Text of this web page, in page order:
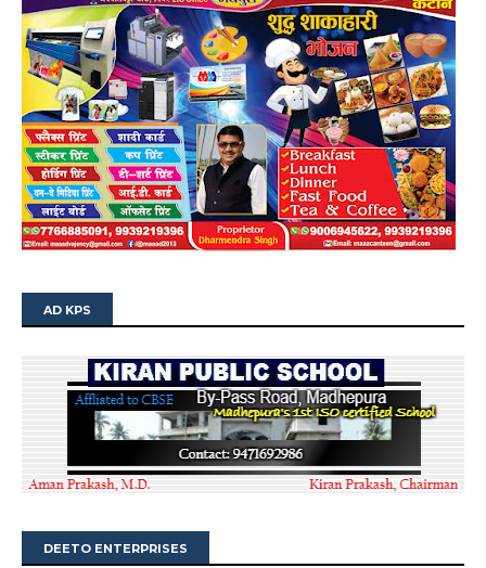
AD KPS
DEETO ENTERPRISES